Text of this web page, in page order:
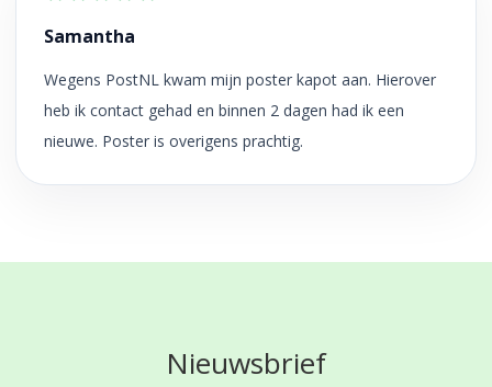
Samantha
Wegens PostNL kwam mijn poster kapot aan. Hierover
heb ik contact gehad en binnen 2 dagen had ik een
nieuwe. Poster is overigens prachtig.
Nieuwsbrief